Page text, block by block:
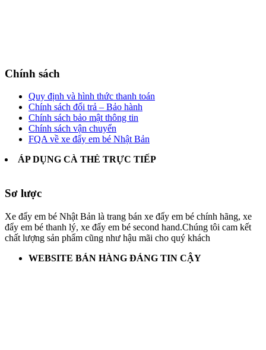
Chính sách
Quy định và hình thức thanh toán
Chính sách đổi trả – Bảo hành
Chính sách bảo mật thông tin
Chính sách vận chuyển
FQA về xe đẩy em bé Nhật Bản
ÁP DỤNG CÀ THẺ TRỰC TIẾP
Sơ lược
Xe đẩy em bé Nhật Bản là trang bán xe đẩy em bé chính hãng, xe
đẩy em bé thanh lý, xe đẩy em bé second hand.Chúng tôi cam kết
chất lượng sản phẩm cũng như hậu mãi cho quý khách
WEBSITE BÁN HÀNG ĐÁNG TIN CẬY